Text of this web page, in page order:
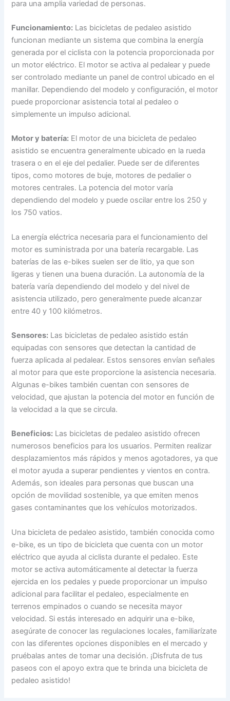
para una amplia variedad de personas.
Funcionamiento: Las bicicletas de pedaleo asistido
funcionan mediante un sistema que combina la energía
generada por el ciclista con la potencia proporcionada por
un motor eléctrico. El motor se activa al pedalear y puede
ser controlado mediante un panel de control ubicado en el
manillar. Dependiendo del modelo y configuración, el motor
puede proporcionar asistencia total al pedaleo o
simplemente un impulso adicional.
Motor y batería: El motor de una bicicleta de pedaleo
asistido se encuentra generalmente ubicado en la rueda
trasera o en el eje del pedalier. Puede ser de diferentes
tipos, como motores de buje, motores de pedalier o
motores centrales. La potencia del motor varía
dependiendo del modelo y puede oscilar entre los 250 y
los 750 vatios.
La energía eléctrica necesaria para el funcionamiento del
motor es suministrada por una batería recargable. Las
baterías de las e-bikes suelen ser de litio, ya que son
ligeras y tienen una buena duración. La autonomía de la
batería varía dependiendo del modelo y del nivel de
asistencia utilizado, pero generalmente puede alcanzar
entre 40 y 100 kilómetros.
Sensores: Las bicicletas de pedaleo asistido están
equipadas con sensores que detectan la cantidad de
fuerza aplicada al pedalear. Estos sensores envían señales
al motor para que este proporcione la asistencia necesaria.
Algunas e-bikes también cuentan con sensores de
velocidad, que ajustan la potencia del motor en función de
la velocidad a la que se circula.
Beneficios: Las bicicletas de pedaleo asistido ofrecen
numerosos beneficios para los usuarios. Permiten realizar
desplazamientos más rápidos y menos agotadores, ya que
el motor ayuda a superar pendientes y vientos en contra.
Además, son ideales para personas que buscan una
opción de movilidad sostenible, ya que emiten menos
gases contaminantes que los vehículos motorizados.
Una bicicleta de pedaleo asistido, también conocida como
e-bike, es un tipo de bicicleta que cuenta con un motor
eléctrico que ayuda al ciclista durante el pedaleo. Este
motor se activa automáticamente al detectar la fuerza
ejercida en los pedales y puede proporcionar un impulso
adicional para facilitar el pedaleo, especialmente en
terrenos empinados o cuando se necesita mayor
velocidad. Si estás interesado en adquirir una e-bike,
asegúrate de conocer las regulaciones locales, familiarízate
con las diferentes opciones disponibles en el mercado y
pruébalas antes de tomar una decisión. ¡Disfruta de tus
paseos con el apoyo extra que te brinda una bicicleta de
pedaleo asistido!